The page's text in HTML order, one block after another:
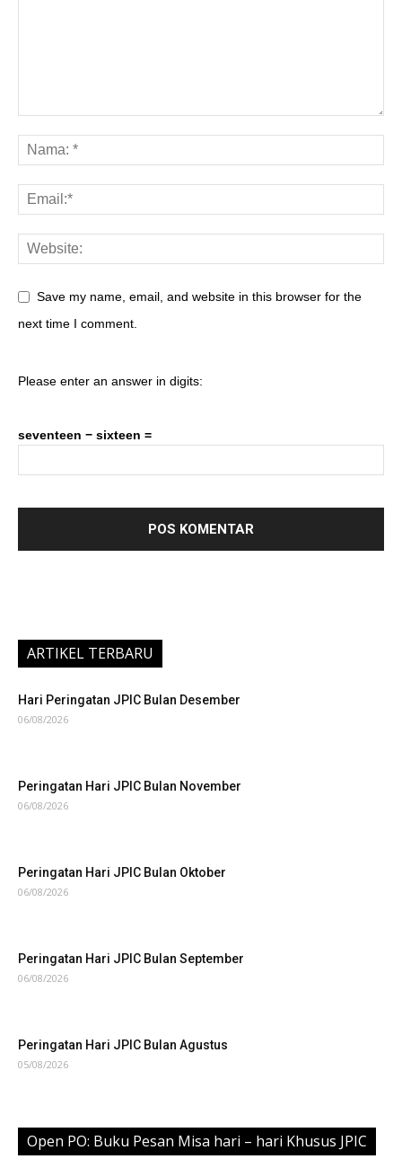
Save my name, email, and website in this browser for the
next time I comment.
Please enter an answer in digits:
seventeen − sixteen =
ARTIKEL TERBARU
Hari Peringatan JPIC Bulan Desember
06/08/2026
Peringatan Hari JPIC Bulan November
06/08/2026
Peringatan Hari JPIC Bulan Oktober
06/08/2026
Peringatan Hari JPIC Bulan September
06/08/2026
Peringatan Hari JPIC Bulan Agustus
05/08/2026
Open PO: Buku Pesan Misa hari – hari Khusus JPIC